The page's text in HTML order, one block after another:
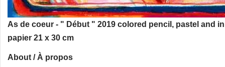
As de coeur - " Début " 2019 colored pencil, pastel and
papier 21 x 30 cm
About / À propos